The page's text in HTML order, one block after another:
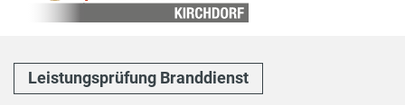
Leistungsprüfung Branddienst